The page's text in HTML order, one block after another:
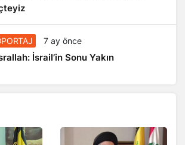
7 ay önce
İsrail’in Sonu Yakın